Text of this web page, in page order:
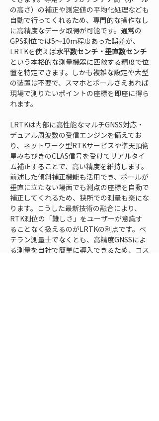
の高さ）の補正や測定値の平均化処理なども
自動で行ってくれるため、専門的な操作なし
に高精度なデータ取得が可能です。通常の
GPS測位では5〜10m程度あった誤差が、
LRTKを使えば水平数センチ・垂直数センチ
という本格的な測量機器に匹敵する精度で位
置を特定できます。しかも複雑な設定や大型
の装置は不要で、スマホとポールさえあれば
現場で測りたいポイントの座標を即座に得ら
れます。
LRTKは内部に高性能なマルチGNSS対応・
デュアル周波数の受信エンジンを備えてお
り、ネットワーク型RTKサービスや準天頂衛
星みちびきのCLAS信号を受けてリアルタイ
ム補正することで、高い精度を維持します。
前述した傾斜補正機能も活用でき、ポールが
垂直に立たない場面でも測点の座標を自動で
補正してくれるため、狭所での測量も楽にな
ります。こうした最新技術の融合により、
RTK測位の「難しさ」をユーザーが意識す
ることなく扱えるのがLRTKの利点です。ベ
テラン測量士でなくとも、高精度GNSSによ
る測量を自社で簡単に導入できるため、コス